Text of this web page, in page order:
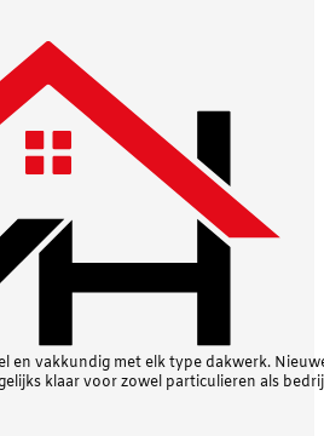
en vakkundig met elk type dakwerk.
klaar voor zowel particulieren als